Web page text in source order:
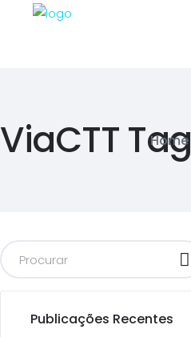
ViaCTT Tag
Home
Publicações Recentes